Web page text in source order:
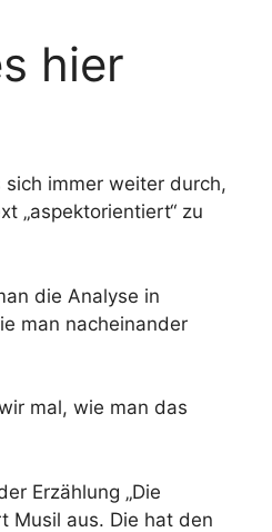
hier
immer weiter durch,
„aspektorientiert“ zu
die Analyse in
man nacheinander
mal, wie man das
Erzählung „Die
Musil aus. Die hat den